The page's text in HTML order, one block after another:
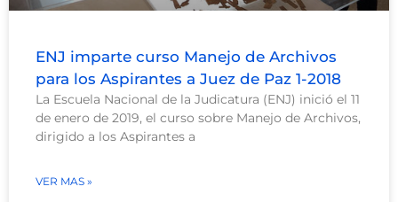
ENJ imparte curso Manejo de Archivos
para los Aspirantes a Juez de Paz 1-2018
La Escuela Nacional de la Judicatura (ENJ) inició el 11
de enero de 2019, el curso sobre Manejo de Archivos,
dirigido a los Aspirantes a
VER MAS »